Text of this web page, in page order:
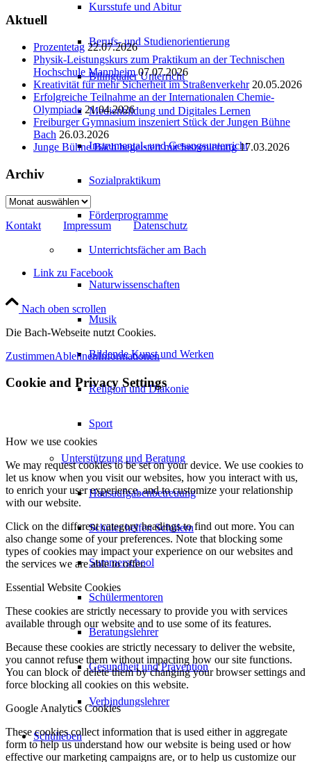
Kursstufe und Abitur
Berufs- und Studienorientierung
Bilingualer Unterricht
Medienbildung und Digitales Lernen
Instrumental- und Gesangsunterricht
Sozialpraktikum
Förderprogramme
Unterrichtsfächer am Bach
Naturwissenschaften
Musik
Bildende Kunst und Werken
Religion und Diakonie
Sport
Unterstützung und Beratung
Hausaufgabenbetreuung
Schüler helfen Schülern
Summerschool
Schülermentoren
Beratungslehrer
Gesundheit und Prävention
Verbindungslehrer
Schulleben
Aktuell
Prozentetag 22.07.2026
Physik-Leistungskurs zum Praktikum an der Technischen
Hochschule Mannheim 07.07.2026
Kreativität für mehr Sicherheit im Straßenverkehr 20.05.2026
Erfolgreiche Teilnahme an der Internationalen Chemie-
Olympiade 21.04.2026
Freiburger Gymnasium inszeniert Stück der Jungen Bühne
Bach 26.03.2026
Junge Bühne Bach begeistert mit Inszenierung 17.03.2026
Archiv
Archiv
Kontakt Impressum Datenschutz
Link zu Facebook
Nach oben scrollen
Die Bach-Webseite nutzt Cookies.
ZustimmenAblehnenInformationen
Cookie and Privacy Settings
How we use cookies
We may request cookies to be set on your device. We use cookies to
let us know when you visit our websites, how you interact with us,
to enrich your user experience, and to customize your relationship
with our website.
Click on the different category headings to find out more. You can
also change some of your preferences. Note that blocking some
types of cookies may impact your experience on our websites and
the services we are able to offer.
Essential Website Cookies
These cookies are strictly necessary to provide you with services
available through our website and to use some of its features.
Because these cookies are strictly necessary to deliver the website,
you cannot refuse them without impacting how our site functions.
You can block or delete them by changing your browser settings and
force blocking all cookies on this website.
Google Analytics Cookies
These cookies collect information that is used either in aggregate
form to help us understand how our website is being used or how
effective our marketing campaigns are, or to help us customize our